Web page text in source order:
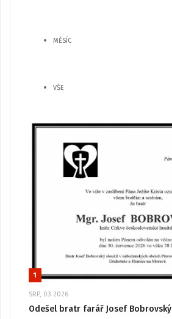
MĚSÍC
VŠE
1
SRP, 03 2026
Odešel bratr farář Josef Bobrovský